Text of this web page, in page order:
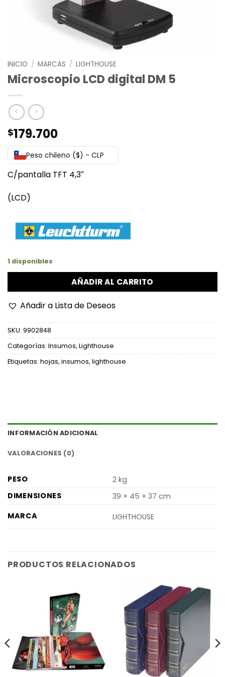
INICIO / MARCAS / LIGHTHOUSE
Microscopio LCD digital DM 5
$179.700
Peso chileno ($) - CLP
C/pantalla TFT 4,3″
(LCD)
1 disponibles
AÑADIR AL CARRITO
Añadir a Lista de Deseos
SKU: 9902848
Categorías: Insumos, Lighthouse
Etiquetas: hojas, insumos, lighthouse
INFORMACIÓN ADICIONAL
VALORACIONES (0)
PESO
2 kg
DIMENSIONES
39 × 45 × 37 cm
MARCA
LIGHTHOUSE
PRODUCTOS RELACIONADOS